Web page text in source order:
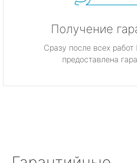
Получение
Сразу после всех работ
предоставлена